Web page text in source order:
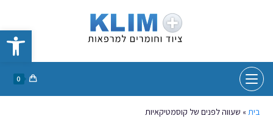
פתח סרגל נגישות
0
בית» שעווה לפנים של קוסמטיקאיות